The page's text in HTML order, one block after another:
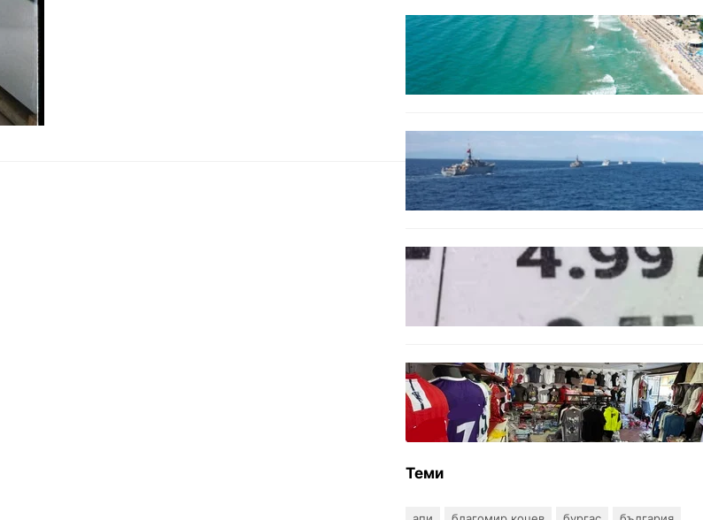
ИКОНОМИКА
Интерактивна карта показва
всички водни бази по
Черноморието
Нов минен ловец за
българския флот пристига до
края на годината
БЪЛГАРИЯ
Левът изчезва от етикетите:
БЪЛГАРИЯ
Иззеха фалшиви стоки за близо
650 000 евро при акция във
Варна и „Златни пясъци“
Теми